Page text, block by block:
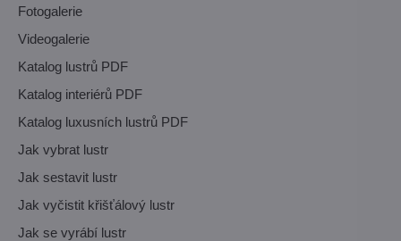
Fotogalerie
Videogalerie
Katalog lustrů PDF
Katalog interiérů PDF
Katalog luxusních lustrů PDF
Jak vybrat lustr
Jak sestavit lustr
Jak vyčistit křišťálový lustr
Jak se vyrábí lustr